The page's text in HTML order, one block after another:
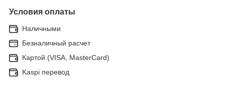
Условия оплаты
Наличными
Безналичный расчет
Картой (VISA, MasterCard)
Kaspi перевод